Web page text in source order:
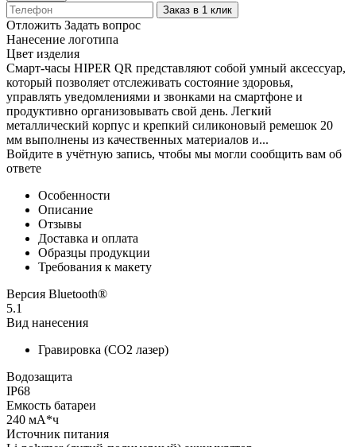
Заказ в 1 клик
Отложить Задать вопрос
Нанесение логотипа
Цвет изделия
Смарт-часы HIPER QR представляют собой умный аксессуар,
который позволяет отслеживать состояние здоровья,
управлять уведомлениями и звонками на смартфоне и
продуктивно организовывать свой день. Легкий
металлический корпус и крепкий силиконовый ремешок 20
мм выполнены из качественных материалов и...
Войдите в учётную запись, чтобы мы могли сообщить вам об
ответе
Особенности
Описание
Отзывы
Доставка и оплата
Образцы продукции
Требования к макету
Версия Bluetooth®
5.1
Вид нанесения
Гравировка (CO2 лазер)
Водозащита
IP68
Емкость батареи
240 мА*ч
Источник питания